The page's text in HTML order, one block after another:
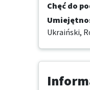
Chęć do
Ukraiński,